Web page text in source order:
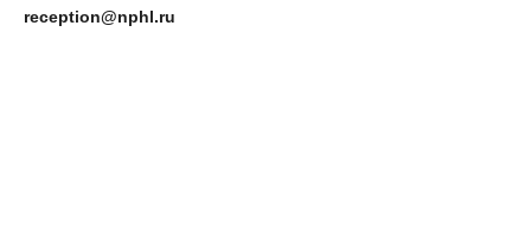
reception@nphl.ru